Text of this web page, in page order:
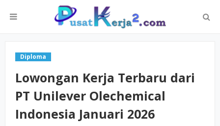
Diploma
Lowongan Kerja Terbaru dari
PT Unilever Olechemical
Indonesia Januari 2026